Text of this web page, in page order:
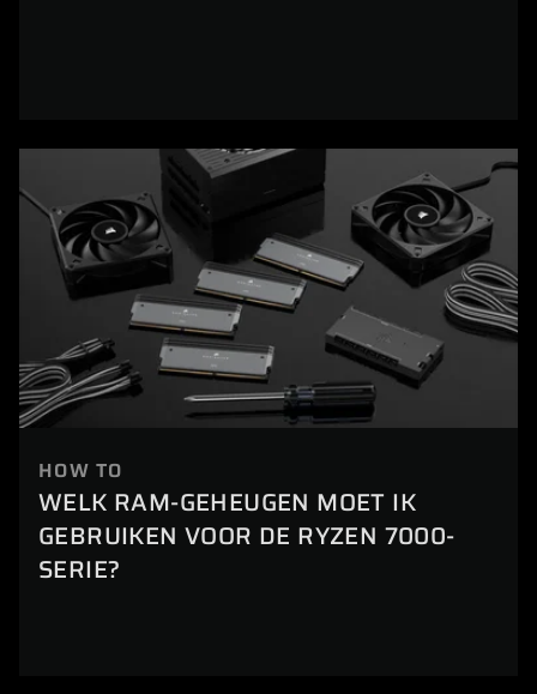
HOW TO
WELK RAM-GEHEUGEN MOET IK
GEBRUIKEN VOOR DE RYZEN 7000-
SERIE?